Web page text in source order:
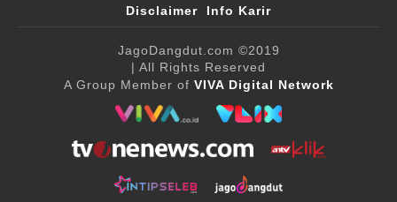
Disclaimer
Info Karir
JagoDangdut.com ©2019
| All Rights Reserved
A Group Member of VIVA Digital Network